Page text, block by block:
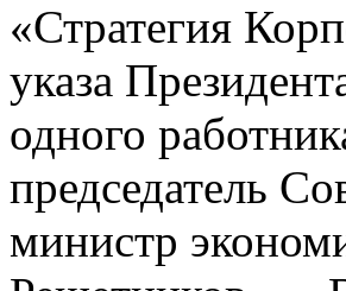
«Стратегия
указа
одного
председатель
министр